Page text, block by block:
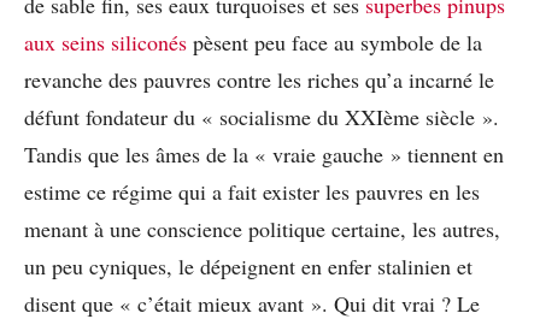
aux seins siliconés pèsent peu face au symbole de la
revanche des pauvres contre les riches qu’a incarné le
défunt fondateur du « socialisme du XXIème siècle ».
Tandis que les âmes de la « vraie gauche » tiennent en
estime ce régime qui a fait exister les pauvres en les
menant à une conscience politique certaine, les autres,
un peu cyniques, le dépeignent en enfer stalinien et
disent que « c’était mieux avant ». Qui dit vrai ? Le